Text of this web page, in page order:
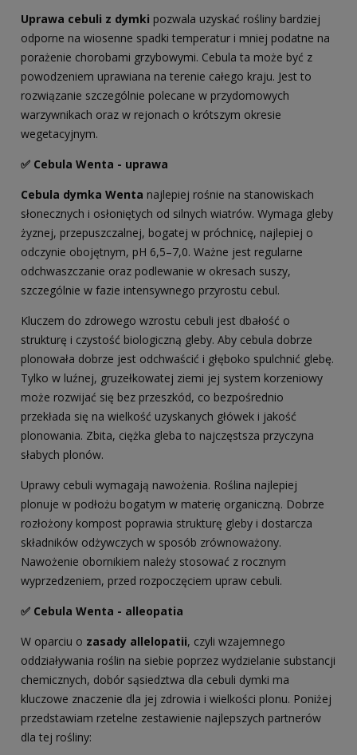
Uprawa cebuli z dymki pozwala uzyskać rośliny bardziej
odporne na wiosenne spadki temperatur i mniej podatne na
porażenie chorobami grzybowymi. Cebula ta może być z
powodzeniem uprawiana na terenie całego kraju. Jest to
rozwiązanie szczególnie polecane w przydomowych
warzywnikach oraz w rejonach o krótszym okresie
wegetacyjnym.
✅ Cebula Wenta - uprawa
Cebula dymka Wenta najlepiej rośnie na stanowiskach
słonecznych i osłoniętych od silnych wiatrów. Wymaga gleby
żyznej, przepuszczalnej, bogatej w próchnicę, najlepiej o
odczynie obojętnym, pH 6,5–7,0. Ważne jest regularne
odchwaszczanie oraz podlewanie w okresach suszy,
szczególnie w fazie intensywnego przyrostu cebul.
Kluczem do zdrowego wzrostu cebuli jest dbałość o
strukturę i czystość biologiczną gleby. Aby cebula dobrze
plonowała dobrze jest odchwaścić i głęboko spulchnić glebę.
Tylko w luźnej, gruzełkowatej ziemi jej system korzeniowy
może rozwijać się bez przeszkód, co bezpośrednio
przekłada się na wielkość uzyskanych główek i jakość
plonowania. Zbita, ciężka gleba to najczęstsza przyczyna
słabych plonów.
Uprawy cebuli wymagają nawożenia. Roślina najlepiej
plonuje w podłożu bogatym w materię organiczną. Dobrze
rozłożony kompost poprawia strukturę gleby i dostarcza
składników odżywczych w sposób zrównoważony.
Nawożenie obornikiem należy stosować z rocznym
wyprzedzeniem, przed rozpoczęciem upraw cebuli.
✅ Cebula Wenta - alleopatia
W oparciu o zasady allelopatii, czyli wzajemnego
oddziaływania roślin na siebie poprzez wydzielanie substancji
chemicznych, dobór sąsiedztwa dla cebuli dymki ma
kluczowe znaczenie dla jej zdrowia i wielkości plonu. Poniżej
przedstawiam rzetelne zestawienie najlepszych partnerów
dla tej rośliny: